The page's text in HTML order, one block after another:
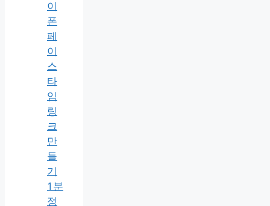
이
폰
페
이
스
타
임
링
크
만
들
기
1분
정